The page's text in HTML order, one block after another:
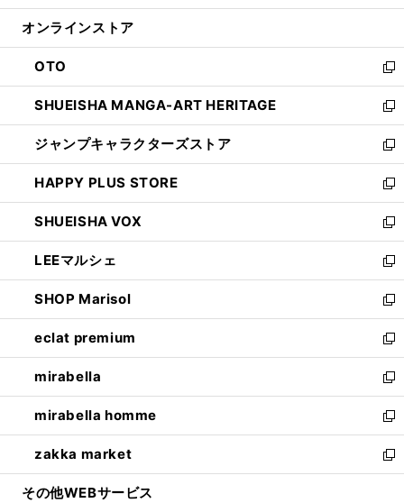
開
ン
ウ
で
開
く
ウ
ン
ド
ウ
で
開
く
オンラインストア
OTO
新
し
い
ウ
ィ
ン
ド
ウ
で
開
く
SHUEISHA MANGA-ART HERITAGE
新
し
い
ウ
ィ
ン
ド
ウ
で
開
く
ジャンプキャラクターズストア
新
し
い
ウ
ィ
ン
ド
ウ
で
開
く
HAPPY PLUS STORE
新
し
い
ウ
ィ
ン
ド
ウ
で
開
く
SHUEISHA VOX
新
し
い
ウ
ィ
ン
ド
ウ
で
開
く
LEEマルシェ
新
し
い
ウ
ィ
ン
ド
ウ
で
開
く
SHOP Marisol
新
し
い
ウ
ィ
ン
ド
ウ
で
開
eclat premium
新
し
い
ウ
ィ
ン
ド
ウ
mirabella
新
し
い
ウ
ィ
ン
mirabella homme
新
し
い
ウ
zakka market
新
し
その他WEBサービス